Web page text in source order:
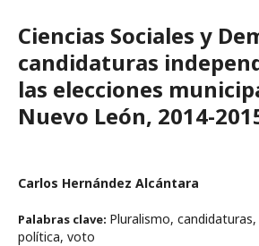
Ciencias Sociales y
candidaturas
las elecciones
Nuevo León, 2014-
Carlos Hernández Alcántara
Palabras clave: Pluralismo,
política, voto